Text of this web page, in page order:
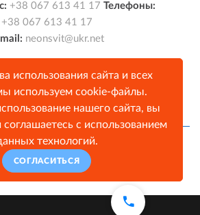
+38 067 613 41 17 Телефоны:
+38 067 613 41 17
neonsvit@ukr.net
Запорожье - OOO «Неонсвит»
Design byNARDO
использования сайта и всех
используем cookie-файлы.
нашего сайта, вы
соглашаетесь с использованием
технологий.
СОГЛАСИТЬСЯ